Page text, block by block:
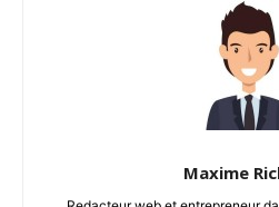
Maxime